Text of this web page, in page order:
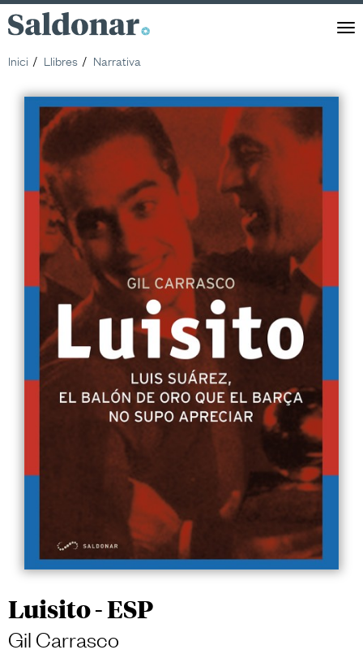
Saldonar
Inici
Llibres Narrativa
Luisito - ESP
Gil Carrasco